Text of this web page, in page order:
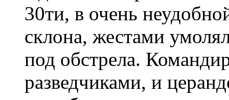
30ти, в очень
склона, жестами
под обстрела.
разведчиками, и